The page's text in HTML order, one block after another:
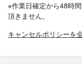
※作業日確定から48時
頂きません。
キャンセルポリシーを